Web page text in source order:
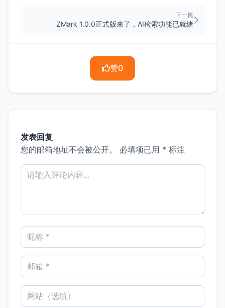
下一篇
ZMark 1.0.0正式版来了，AI检索功能已就绪
赞0
发表回复
您的邮箱地址不会被公开。
必填项已用 * 标注